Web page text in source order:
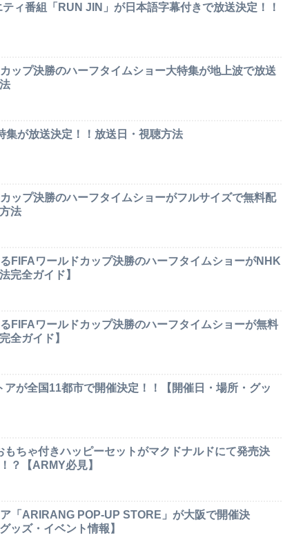
ィ番組「RUN JIN」が日本語字幕付きで放送決定！！
ップ決勝のハーフタイムショー大特集が地上波で放送
集が放送決定！！放送日・視聴方法
ップ決勝のハーフタイムショーがフルサイズで無料配
法
FIFAワールドカップ決勝のハーフタイムショーがNHK
完全ガイド】
FIFAワールドカップ決勝のハーフタイムショーが無料
全ガイド】
アが全国11都市で開催決定！！【開催日・場所・グッ
もちゃ付きハッピーセットがマクドナルドにて発売決
？【ARMY必見】
「ARIRANG POP-UP STORE」が大阪で開催決
ッズ・イベント情報】